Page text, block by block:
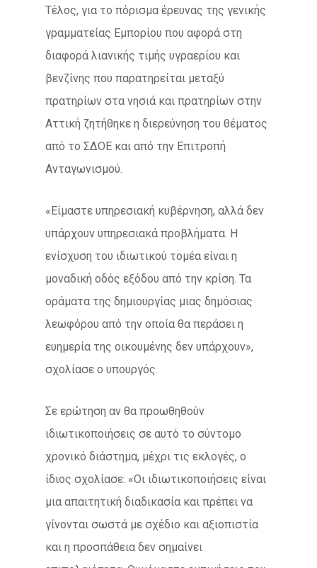
Τέλος, για το πόρισμα έρευνας της γενικής
γραμματείας Εμπορίου που αφορά στη
διαφορά λιανικής τιμής υγραερίου και
βενζίνης που παρατηρείται μεταξύ
πρατηρίων στα νησιά και πρατηρίων στην
Αττική ζητήθηκε η διερεύνηση του θέματος
από το ΣΔΟΕ και από την Επιτροπή
Ανταγωνισμού.
«Είμαστε υπηρεσιακή κυβέρνηση, αλλά δεν
υπάρχουν υπηρεσιακά προβλήματα. Η
ενίσχυση του ιδιωτικού τομέα είναι η
μοναδική οδός εξόδου από την κρίση. Τα
οράματα της δημιουργίας μιας δημόσιας
λεωφόρου από την οποία θα περάσει η
ευημερία της οικουμένης δεν υπάρχουν»,
σχολίασε ο υπουργός.
Σε ερώτηση αν θα προωθηθούν
ιδιωτικοποιήσεις σε αυτό το σύντομο
χρονικό διάστημα, μέχρι τις εκλογές, ο
ίδιος σχολίασε: «Οι ιδιωτικοποιήσεις είναι
μια απαιτητική διαδικασία και πρέπει να
γίνονται σωστά με σχέδιο και αξιοπιστία
και η προσπάθεια δεν σημαίνει